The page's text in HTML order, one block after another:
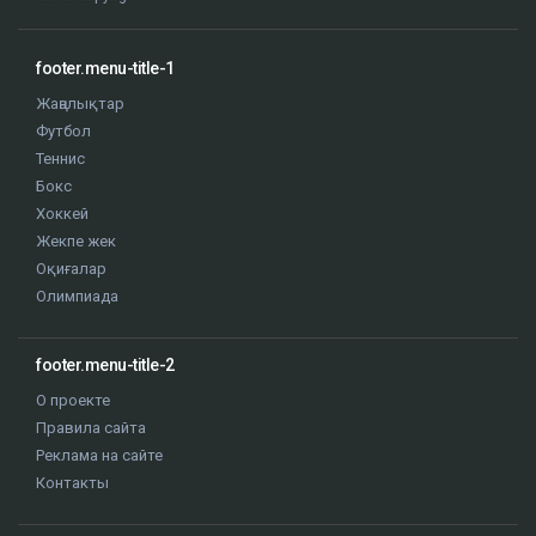
footer.menu-title-1
Жаңалықтар
Футбол
Теннис
Бокс
Хоккей
Жекпе жек
Оқиғалар
Олимпиада
footer.menu-title-2
О проекте
Правила сайта
Реклама на сайте
Контакты